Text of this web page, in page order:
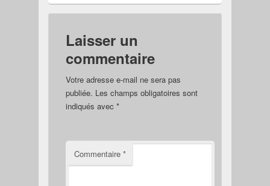
Laisser un
commentaire
Votre adresse e-mail ne sera pas
publiée. Les champs obligatoires sont
indiqués avec *
Commentaire *